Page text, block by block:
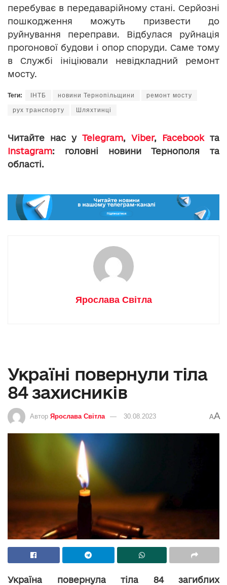
перебуває в передаварійному стані. Серйозні
пошкодження можуть призвести до
руйнування переправи. Відбулася руйнація
прогонової будови і опор споруди. Саме тому
в Службі ініціювали невідкладний ремонт
мосту.
Теги: ІНТБ новини Тернопільщини ремонт мосту
рух транспорту Шляхтинці
Читайте нас у Telegram, Viber, Facebookта
Instagram: головні новини Тернополя та
області.
Ярослава Світла
Україні повернули тіла
84 захисників
Автор Ярослава Світла 30.08.2023 AA
Україна повернула тіла 84 загиблих